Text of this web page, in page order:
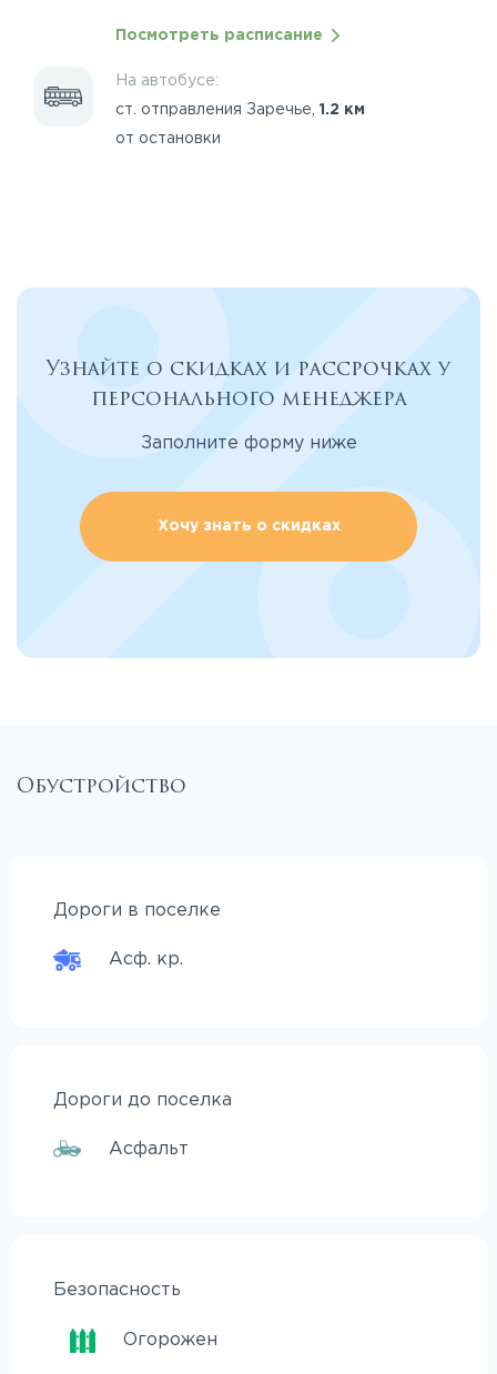
Посмотреть расписание
На автобусе:
ст. отправления Заречье, 1.2 км
от остановки
Узнайте о скидках и рассрочках у
персонального менеджера
Заполните форму ниже
Хочу знать о скидках
Обустройство
Дороги в поселке
Асф. кр.
Дороги до поселка
Асфальт
Безопасность
Огорожен